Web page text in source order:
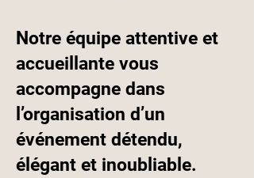
Notre équipe attentive et
accueillante vous
accompagne dans
l’organisation d’un
événement détendu,
élégant et inoubliable.